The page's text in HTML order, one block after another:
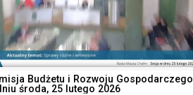
Budżetu i Rozwoju Gospodarczego
środa, 25 lutego 2026